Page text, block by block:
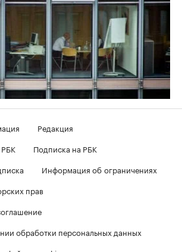
Редакция
Подписка на РБК
Информация об ограничениях
прав
обработки персональных данных